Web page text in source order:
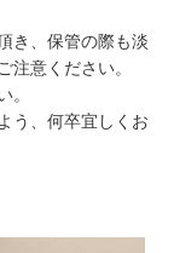
き、保管の際も淡
注意ください。
。
う、何卒宜しくお